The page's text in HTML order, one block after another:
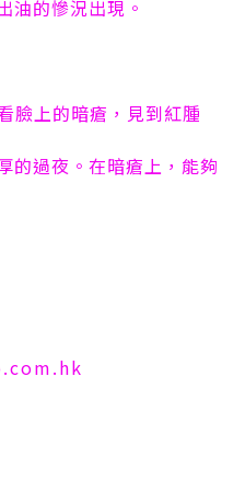
油的慘況出現。
臉上的暗瘡，見到紅腫
的過夜。在暗瘡上，能夠